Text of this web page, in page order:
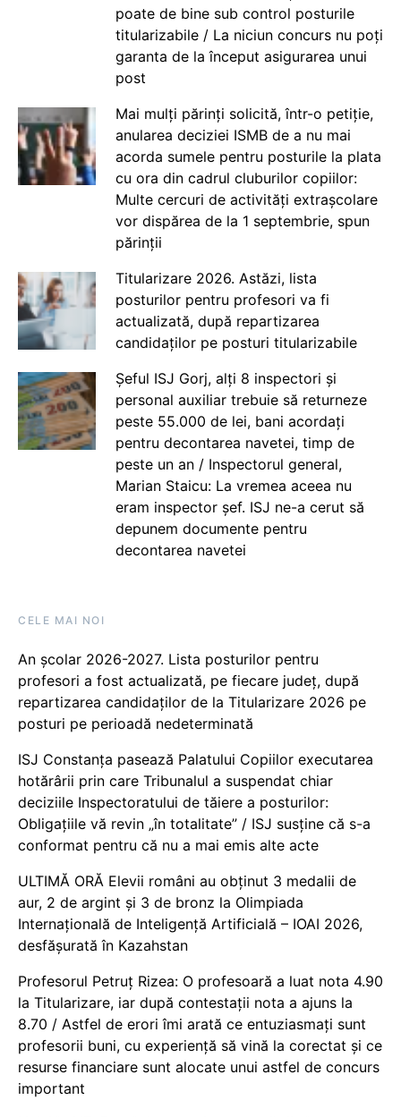
poate de bine sub control posturile
titularizabile / La niciun concurs nu poți
garanta de la început asigurarea unui
post
Mai mulți părinți solicită, într-o petiție,
anularea deciziei ISMB de a nu mai
acorda sumele pentru posturile la plata
cu ora din cadrul cluburilor copiilor:
Multe cercuri de activități extrașcolare
vor dispărea de la 1 septembrie, spun
părinții
Titularizare 2026. Astăzi, lista
posturilor pentru profesori va fi
actualizată, după repartizarea
candidaților pe posturi titularizabile
Șeful ISJ Gorj, alți 8 inspectori și
personal auxiliar trebuie să returneze
peste 55.000 de lei, bani acordați
pentru decontarea navetei, timp de
peste un an / Inspectorul general,
Marian Staicu: La vremea aceea nu
eram inspector șef. ISJ ne-a cerut să
depunem documente pentru
decontarea navetei
CELE MAI NOI
An școlar 2026-2027. Lista posturilor pentru
profesori a fost actualizată, pe fiecare județ, după
repartizarea candidaților de la Titularizare 2026 pe
posturi pe perioadă nedeterminată
ISJ Constanța pasează Palatului Copiilor executarea
hotărârii prin care Tribunalul a suspendat chiar
deciziile Inspectoratului de tăiere a posturilor:
Obligațiile vă revin „în totalitate” / ISJ susține că s-a
conformat pentru că nu a mai emis alte acte
ULTIMĂ ORĂ Elevii români au obținut 3 medalii de
aur, 2 de argint și 3 de bronz la Olimpiada
Internațională de Inteligență Artificială – IOAI 2026,
desfășurată în Kazahstan
Profesorul Petruț Rizea: O profesoară a luat nota 4.90
la Titularizare, iar după contestații nota a ajuns la
8.70 / Astfel de erori îmi arată ce entuziasmați sunt
profesorii buni, cu experiență să vină la corectat și ce
resurse financiare sunt alocate unui astfel de concurs
important